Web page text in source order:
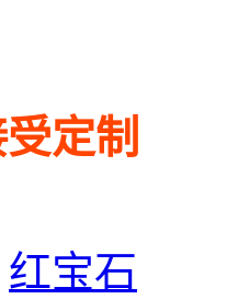
定制
红宝石